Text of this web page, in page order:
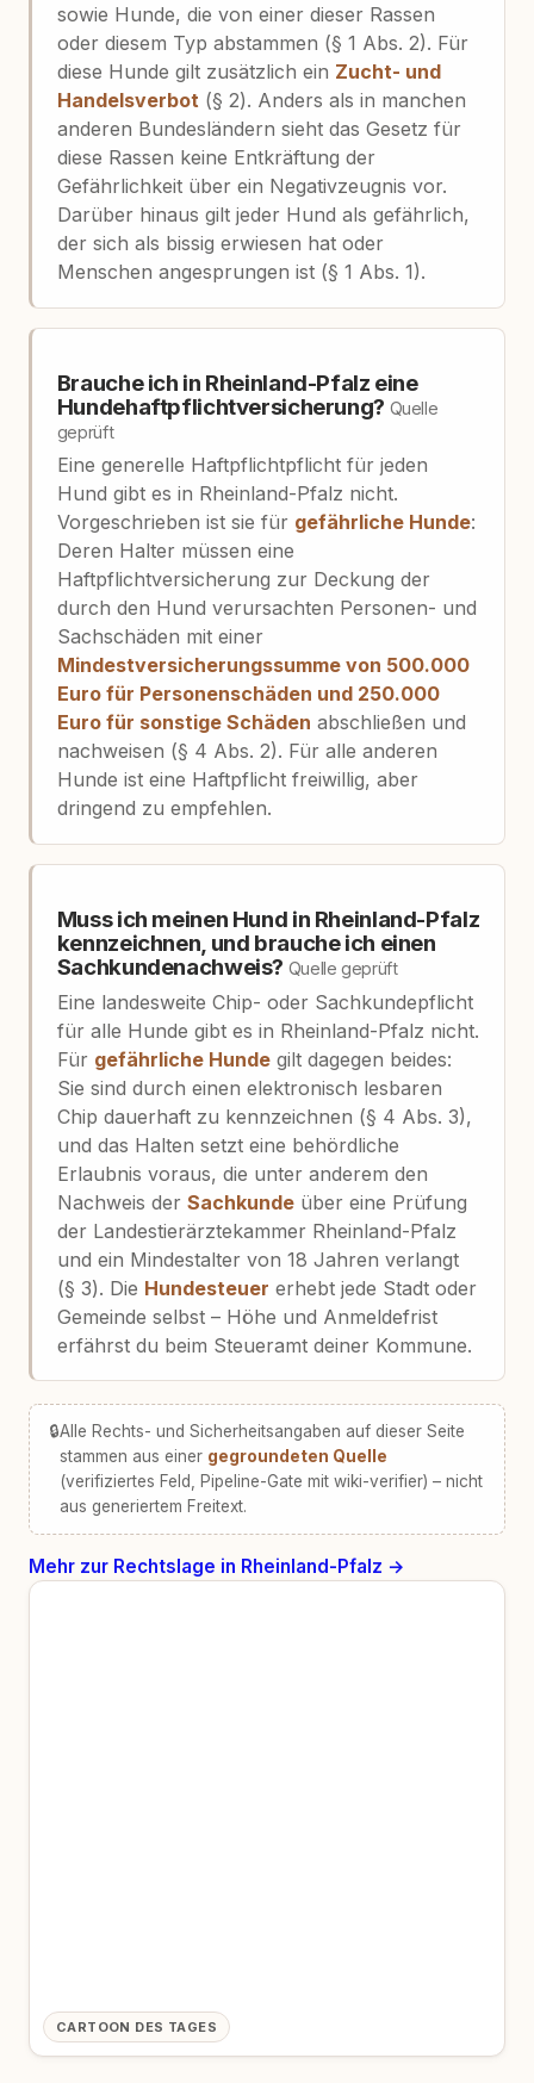
sowie Hunde, die von einer dieser Rassen
oder diesem Typ abstammen (§ 1 Abs. 2). Für
diese Hunde gilt zusätzlich ein Zucht- und
Handelsverbot(§ 2). Anders als in manchen
anderen Bundesländern sieht das Gesetz für
diese Rassen keine Entkräftung der
Gefährlichkeit über ein Negativzeugnis vor.
Darüber hinaus gilt jeder Hund als gefährlich,
der sich als bissig erwiesen hat oder
Menschen angesprungen ist (§ 1 Abs. 1).
Brauche ich in Rheinland-Pfalz eine
Hundehaftpflichtversicherung? Quelle
geprüft
Eine generelle Haftpflichtpflicht für jeden
Hund gibt es in Rheinland-Pfalz nicht.
Vorgeschrieben ist sie für gefährliche Hunde:
Deren Halter müssen eine
Haftpflichtversicherung zur Deckung der
durch den Hund verursachten Personen- und
Sachschäden mit einer
Mindestversicherungssumme von 500.000
Euro für Personenschäden und 250.000
Euro für sonstige Schäden abschließen und
nachweisen (§ 4 Abs. 2). Für alle anderen
Hunde ist eine Haftpflicht freiwillig, aber
dringend zu empfehlen.
Muss ich meinen Hund in Rheinland-Pfalz
kennzeichnen, und brauche ich einen
Sachkundenachweis? Quelle geprüft
Eine landesweite Chip- oder Sachkundepflicht
für alle Hunde gibt es in Rheinland-Pfalz nicht.
Für gefährliche Hundegilt dagegen beides:
Sie sind durch einen elektronisch lesbaren
Chip dauerhaft zu kennzeichnen (§ 4 Abs. 3),
und das Halten setzt eine behördliche
Erlaubnis voraus, die unter anderem den
Nachweis der Sachkundeüber eine Prüfung
der Landestierärztekammer Rheinland-Pfalz
und ein Mindestalter von 18 Jahren verlangt
(§ 3). Die Hundesteuer erhebt jede Stadt oder
Gemeinde selbst – Höhe und Anmeldefrist
erfährst du beim Steueramt deiner Kommune.
🔒Alle Rechts- und Sicherheitsangaben auf dieser Seite
stammen aus einer gegroundeten Quelle
(verifiziertes Feld, Pipeline-Gate mit wiki-verifier) – nicht
aus generiertem Freitext.
Mehr zur Rechtslage in Rheinland-Pfalz →
CARTOON DES TAGES